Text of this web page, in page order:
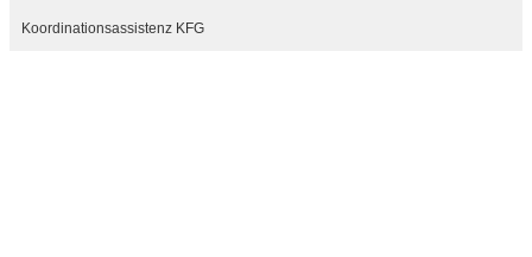
Koordinationsassistenz KFG